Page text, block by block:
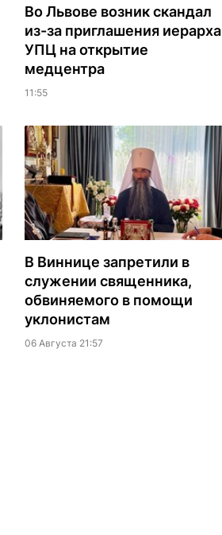
Во Львове возник скандал
из-за приглашения иерарха
УПЦ на открытие
медцентра
11:55
В Виннице запретили в
служении священника,
обвиняемого в помощи
уклонистам
06 Августа 21:57